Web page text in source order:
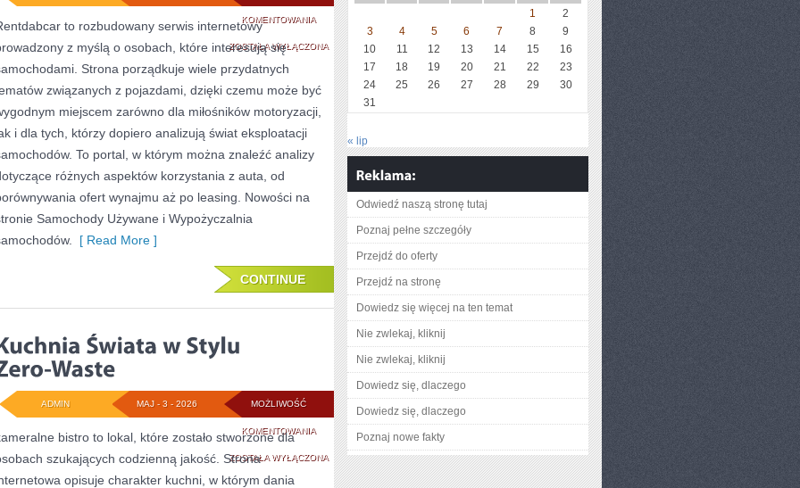
KOMENTOWANIALEASING
I
FINANSOWANIE
ZOSTAŁA WYŁĄCZONA
to rozbudowany serwis internetowy
z myślą o osobach, które interesują się
Strona porządkuje wiele przydatnych
związanych z pojazdami, dzięki czemu może być
miejscem zarówno dla miłośników motoryzacji,
i dla tych, którzy dopiero analizują świat eksploatacji
To portal, w którym można znaleźć analizy
różnych aspektów korzystania z auta, od
ofert wynajmu aż po leasing. Nowości na
Samochody Używane i Wypożyczalnia
[ Read More ]
CONTINUE
MOŻLIWOŚĆ
KOMENTOWANIAKUCHNIA
ŚWIATA
ZOSTAŁA WYŁĄCZONA
MAJ - 3 - 2026
ADMIN
bistro to lokal, które zostało stworzone dla
szukających codzienną jakość. Strona
opisuje charakter kuchni, w którym dania
1
2
3
4 5 6 7 8
9
10
11 12 13 14 15
16
17
18 19 20 21 22
23
24
25 26 27 28 29
30
31
« lip
Odwiedź naszą stronę tutaj
Poznaj pełne szczegóły
Przejdź do oferty
Przejdź na stronę
Dowiedz się więcej na ten temat
Nie zwlekaj, kliknij
Nie zwlekaj, kliknij
Dowiedz się, dlaczego
Dowiedz się, dlaczego
Poznaj nowe fakty